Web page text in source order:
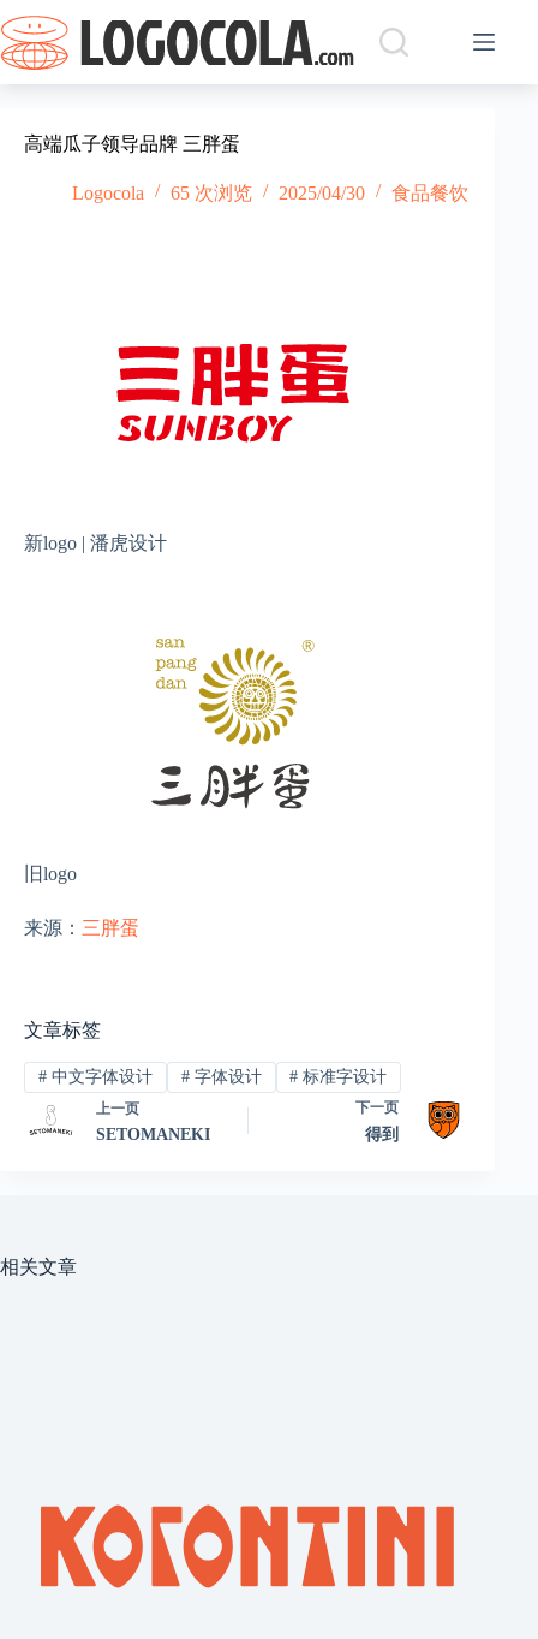
过
内
容
高端瓜子领导品牌 三胖蛋
Logocola 65 次浏览 2025/04/30 食品餐饮
新logo | 潘虎设计
旧logo
来源： 三胖蛋
文章标签
#中文字体设计 #字体设计 # 标准字设计
上一页
SETOMANEKI
下一页
得到
相关文章